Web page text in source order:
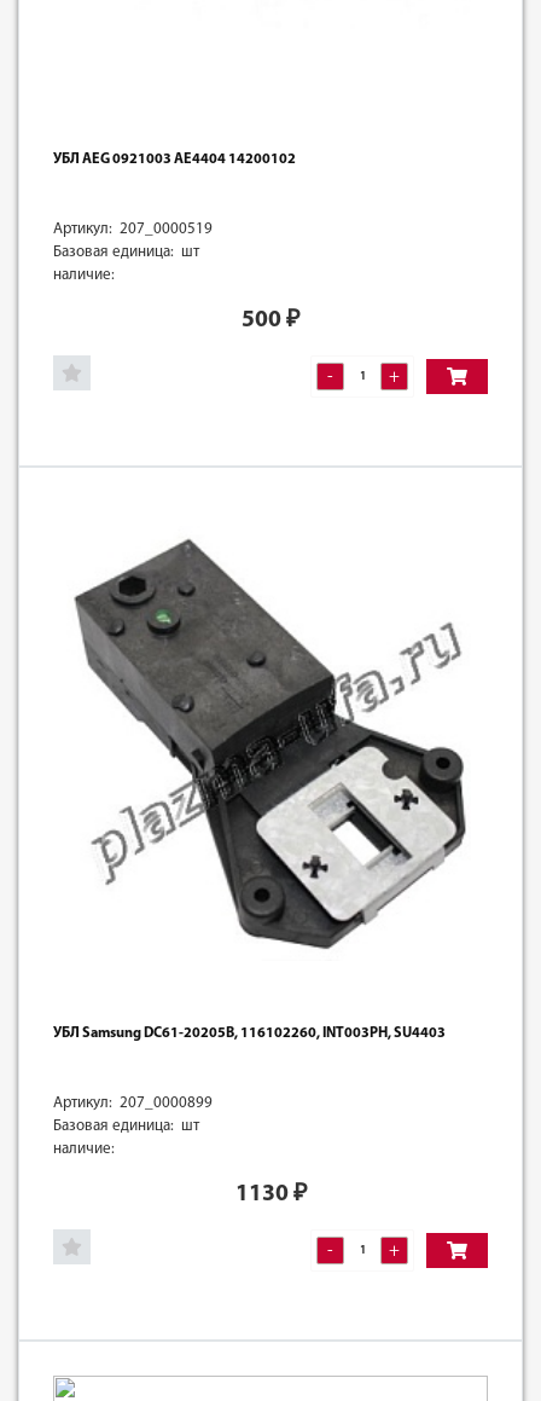
УБЛ AEG 0921003 АЕ4404 14200102
Артикул: 207_0000519
Базовая единица: шт
наличие:
500 ₽
- +
УБЛ Samsung DC61-20205B, 116102260, INT003PH, SU4403
Артикул: 207_0000899
Базовая единица: шт
наличие:
1130₽
- +